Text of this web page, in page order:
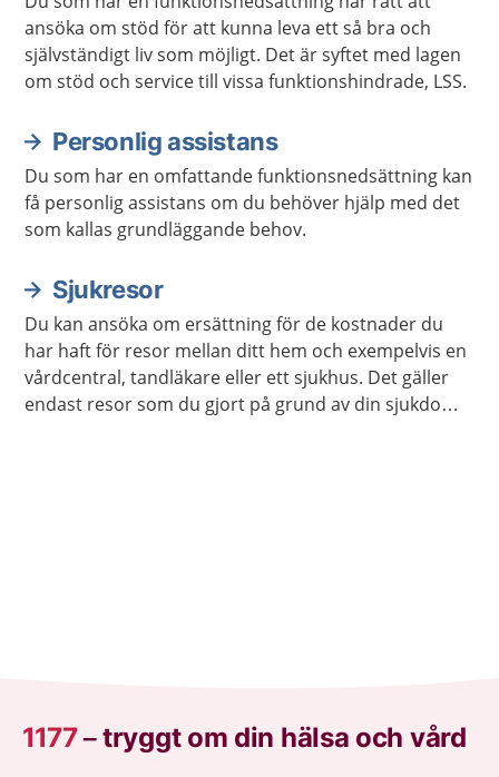
ansöka om stöd för att kunna leva ett så bra och
självständigt liv som möjligt. Det är syftet med lagen
om stöd och service till vissa funktionshindrade, LSS.
Personlig assistans
Du som har en omfattande funktionsnedsättning kan
få personlig assistans om du behöver hjälp med det
som kallas grundläggande behov.
Sjukresor
Du kan ansöka om ersättning för de kostnader du
har haft för resor mellan ditt hem och exempelvis en
vårdcentral, tandläkare eller ett sjukhus. Det gäller
endast resor som du gjort på grund av din sjukdom
1177–tryggt om din hälsa och vård